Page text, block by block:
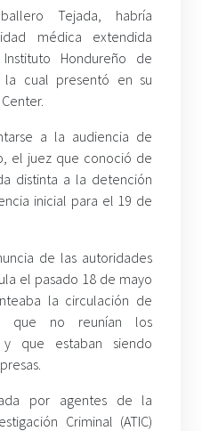
Tejada, habría
médica extendida
Hondureño de
la cual presentó en su
a la audiencia de
el juez que conoció de
distinta a la detención
inicial para el 19 de
de las autoridades
el pasado 18 de mayo
la circulación de
que no reunían los
y que estaban siendo
por agentes de la
Criminal (ATIC)